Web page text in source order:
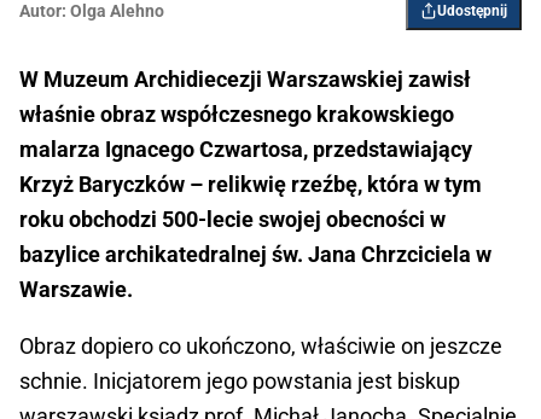
Autor: Olga Alehno Udostępnij
W Muzeum Archidiecezji Warszawskiej zawisł
właśnie obraz współczesnego krakowskiego
malarza Ignacego Czwartosa, przedstawiający
Krzyż Baryczków – relikwię rzeźbę, która w tym
roku obchodzi 500-lecie swojej obecności w
bazylice archikatedralnej św. Jana Chrzciciela w
Warszawie.
Obraz dopiero co ukończono, właściwie on jeszcze
schnie. Inicjatorem jego powstania jest biskup